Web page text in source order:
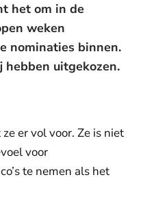
het om in de
weken
nominaties binnen.
uitgekozen.
er vol voor. Ze is niet
voor
te nemen als het